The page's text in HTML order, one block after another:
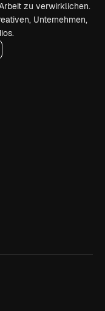
zu verwirklichen.
Unternehmen,